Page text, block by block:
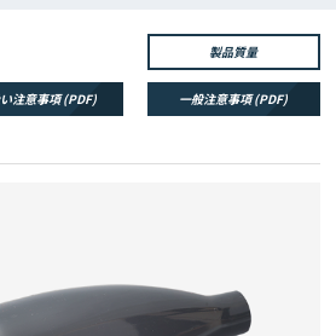
製品質量
注意事項 (PDF) 一般注意事項 (PDF)